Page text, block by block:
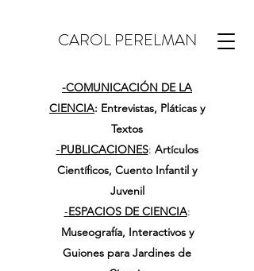
CAROL PERELMAN
-COMUNICACIÓN DE LA
CIENCIA: Entrevistas, Pláticas y
Textos
-PUBLICACIONES: Artículos
Científicos, Cuento Infantil y
Juvenil
-ESPACIOS DE CIENCIA:
Museografía, Interactivos y
Guiones para Jardines de